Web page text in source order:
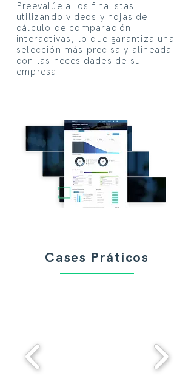
Preevalúe a los finalistas
utilizando videos y hojas de
cálculo de comparación
interactivas, lo que garantiza una
selección más precisa y alineada
con las necesidades de su
empresa.
Cases Práticos